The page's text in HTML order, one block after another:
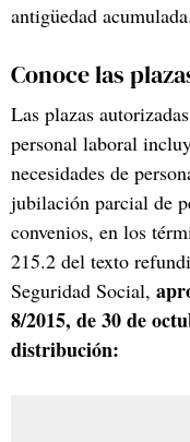
antigüedad acumulada.
Conoce las
Las plazas
personal laboral
necesidades de
jubilación parcial de
convenios, en los
215.2 del texto
Seguridad Social,
8/2015, de 30 de
distribución: